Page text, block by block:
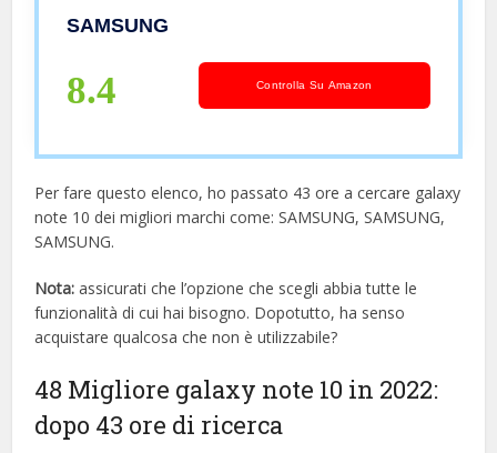
SAMSUNG
8.4 Controlla Su Amazon
Per fare questo elenco, ho passato 43 ore a cercare galaxy
note 10 dei migliori marchi come: SAMSUNG, SAMSUNG,
SAMSUNG.
Nota: assicurati che l’opzione che scegli abbia tutte le
funzionalità di cui hai bisogno. Dopotutto, ha senso
acquistare qualcosa che non è utilizzabile?
48 Migliore galaxy note 10 in 2022:
dopo 43 ore di ricerca